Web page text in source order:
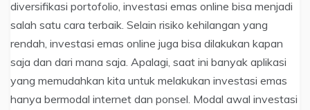
diversifikasi portofolio, investasi emas online bisa menjadi
salah satu cara terbaik. Selain risiko kehilangan yang
rendah, investasi emas online juga bisa dilakukan kapan
saja dan dari mana saja. Apalagi, saat ini banyak aplikasi
yang memudahkan kita untuk melakukan investasi emas
hanya bermodal internet dan ponsel. Modal awal investasi